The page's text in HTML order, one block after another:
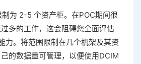
为 2-5 个资产柜。在POC期间很
多的工作，这会阻碍您全面评估
力。将范围限制在几个机架及其资
的数据量可管理，以便使用DCIM